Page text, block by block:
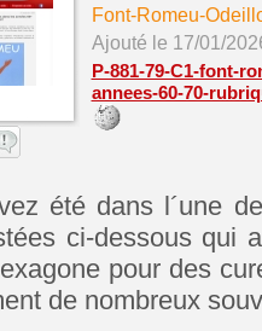
Font-Romeu-
Ajouté le 17/01/
P-881-79-C1-font-
annees-60-70-
été dans l´une
ci-dessous qui
pour des
de nombreux